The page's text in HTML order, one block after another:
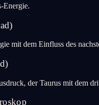
Energie.
mit dem Einfluss des
der Taurus mit dem